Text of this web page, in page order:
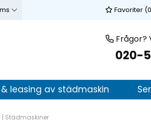
Favoriter (0
Frågor?
020-
leasing av städmaskin
| Städmaskiner